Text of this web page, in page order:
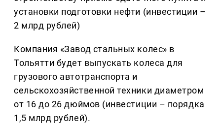
установки подготовки нефти (инвестиции –
2 млрд рублей)
Компания «Завод стальных колес» в
Тольятти будет выпускать колеса для
грузового автотранспорта и
сельскохозяйственной техники диаметром
от 16 до 26 дюймов (инвестиции – порядка
1,5 млрд рублей).